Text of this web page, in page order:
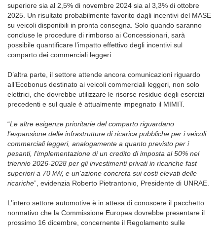
superiore sia al 2,5% di novembre 2024 sia al 3,3% di ottobre
2025. Un risultato probabilmente favorito dagli incentivi del MASE
su veicoli disponibili in pronta consegna. Solo quando saranno
concluse le procedure di rimborso ai Concessionari, sarà
possibile quantificare l’impatto effettivo degli incentivi sul
comparto dei commerciali leggeri.
D’altra parte, il settore attende ancora comunicazioni riguardo
all’Ecobonus destinato ai veicoli commerciali leggeri, non solo
elettrici, che dovrebbe utilizzare le risorse residue degli esercizi
precedenti e sul quale è attualmente impegnato il MIMIT.
“Le altre esigenze prioritarie del comparto riguardano
l’espansione delle infrastrutture di ricarica pubbliche per i veicoli
commerciali leggeri, analogamente a quanto previsto per i
pesanti, l’implementazione di un credito di imposta al 50% nel
triennio 2026-2028 per gli investimenti privati in ricariche fast
superiori a 70 kW, e un’azione concreta sui costi elevati delle
ricariche”, evidenzia Roberto Pietrantonio, Presidente di UNRAE.
L’intero settore automotive è in attesa di conoscere il pacchetto
normativo che la Commissione Europea dovrebbe presentare il
prossimo 16 dicembre, concernente il Regolamento sulle